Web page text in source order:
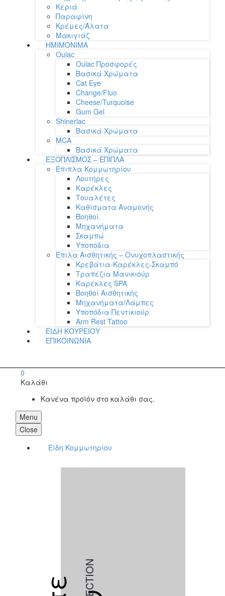
Κεριά
Παραφίνη
Κρέμες/Άλατα
Μακιγιάζ
ΗΜΙΜΟΝΙΜΑ
Oulac
Oulac Προσφορές
Βασικά Χρώματα
Cat Eye
Change/Fluo
Cheese/Turquoise
Gum Gel
Shinerlac
Βασικά Χρώματα
MCA
Βασικά Χρώματα
ΕΞΟΠΛΙΣΜΟΣ – ΕΠΙΠΛΑ
Έπιπλα Κομμωτηρίου
Λουτήρες
Καρέκλες
Τουαλέτες
Καθίσματα Αναμονής
Βοηθοί
Μηχανήματα
Σκαμπώ
Υποπόδια
Έπιλα Αισθητικής – Ονυχοπλαστικής
Κρεβάτια-Καρέκλες-Σκαμπό
Τραπέζια Μανικιούρ
Καρέκλες SPA
Βοηθοί Αισθητικής
Μηχανήματα/Λάμπες
Υποπόδια Πεντικιούρ
Arm Rest Tattoo
ΕΙΔΗ ΚΟΥΡΕΙΟΥ
ΕΠΙΚΟΙΝΩΝΙΑ
Menu
Close
Είδη Κομμωτηρίου
0
Καλάθι
Κανένα προϊόν στο καλάθι σας.